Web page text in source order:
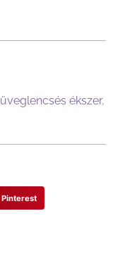
üveglencsés ékszer,
Pinterest